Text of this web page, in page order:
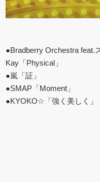
●Bradberry Orchestra feat.
Kay「Physical」
●嵐「証」
●SMAP「Moment」
●KYOKO☆「強く美しく」